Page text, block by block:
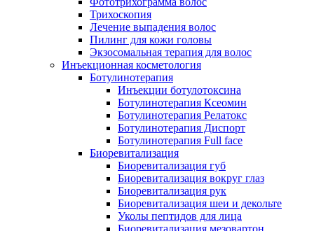
Трихоскопия
Лечение выпадения волос
Пилинг для кожи головы
Экзосомальная терапия для волос
Инъекционная косметология
Ботулинотерапия
Инъекции ботулотоксина
Ботулинотерапия Ксеомин
Ботулинотерапия Релатокс
Ботулинотерапия Диспорт
Ботулинотерапия Full face
Биоревитализация
Биоревитализация губ
Биоревитализация вокруг глаз
Биоревитализация рук
Биоревитализация шеи и декольте
Уколы пептидов для лица
Биоревитализация мезовартон